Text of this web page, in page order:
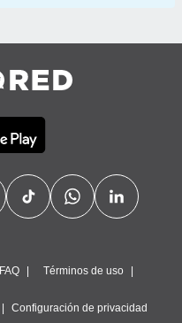
FAQ Términos de uso
Configuración de privacidad